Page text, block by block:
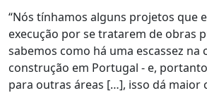
“Nós tínhamos alguns projetos que
execução por se tratarem de obras
sabemos como há uma escassez na
construção em Portugal - e,
para outras áreas […], isso dá maior